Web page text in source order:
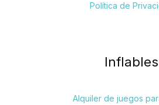
Política de
Inflables
Alquiler de juegos